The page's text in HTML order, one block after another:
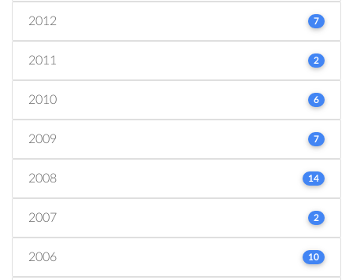
2012 7
2011 2
2010 6
2009 7
2008 14
2007 2
2006 10